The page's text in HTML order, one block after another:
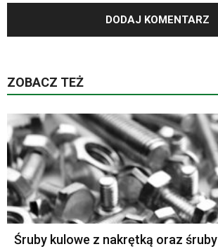
ZOBACZ TEŻ
Śruby kulowe z nakrętką oraz śruby